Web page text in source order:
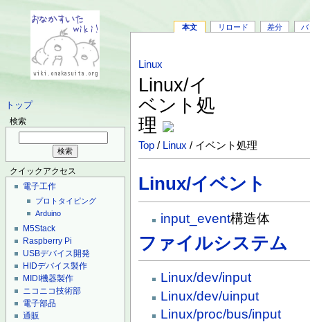
トップ
検索
クイックアクセス
電子工作
プロトタイピング
Arduino
M5Stack
Raspberry Pi
USBデバイス開発
HIDデバイス製作
MIDI機器製作
ニコニコ技術部
電子部品
通販
本文 リロード 差分 バ
Linux
Linux/イ
ベント処
理
Top / Linux / イベント処理
Linux/イベント
input_event構造体
ファイルシステム
Linux/dev/input
Linux/dev/uinput
Linux/proc/bus/input